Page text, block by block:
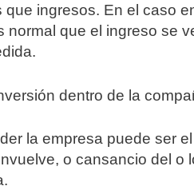
ingresos. En el caso
normal que el ingreso se
dentro de la
la empresa puede ser
o cansancio del o